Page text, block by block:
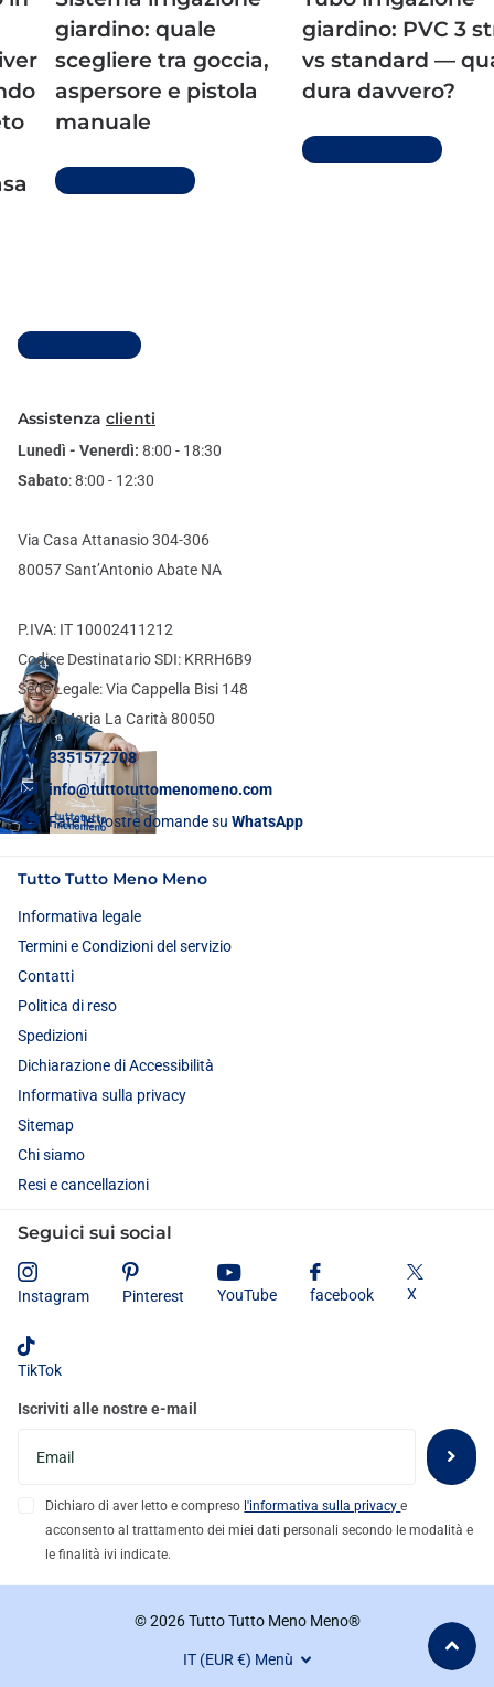
giardino: quale
scegliere tra goccia,
aspersore e pistola
manuale
Per saperne di più
giardino: PVC 3
vs standard —
dura davvero?
Per saperne di più
Visualizza tutto
Assistenza clienti
Lunedì - Venerdì: 8:00 - 18:30
Sabato: 8:00 - 12:30
Via Casa Attanasio 304-306
80057 Sant’Antonio Abate NA
P.IVA: IT 10002411212
Codice Destinatario SDI: KRRH6B9
Sede Legale: Via Cappella Bisi 148
Santa Maria La Carità 80050
3351572708
info@tuttotuttomenomeno.com
Fate le vostre domande su WhatsApp
Tutto Tutto Meno Meno
Informativa legale
Termini e Condizioni del servizio
Contatti
Politica di reso
Spedizioni
Dichiarazione di Accessibilità
Informativa sulla privacy
Sitemap
Chi siamo
Resi e cancellazioni
Seguici sui social
Instagram Pinterest YouTube facebook X
TikTok
Iscriviti alle nostre e-mail
Dichiaro di aver letto e compreso l'informativa sulla privacye
acconsento al trattamento dei miei dati personali secondo le modalità e
le finalità ivi indicate.
©2026Tutto Tutto Meno Meno®
IT (EUR €) Menù